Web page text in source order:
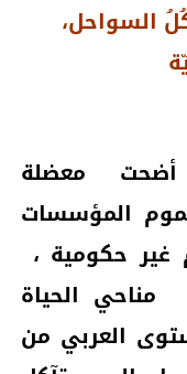
السواحل،
أضحت
معضلة
المؤسسات
غير حكومية ،
مناحي الحياة
العربي من